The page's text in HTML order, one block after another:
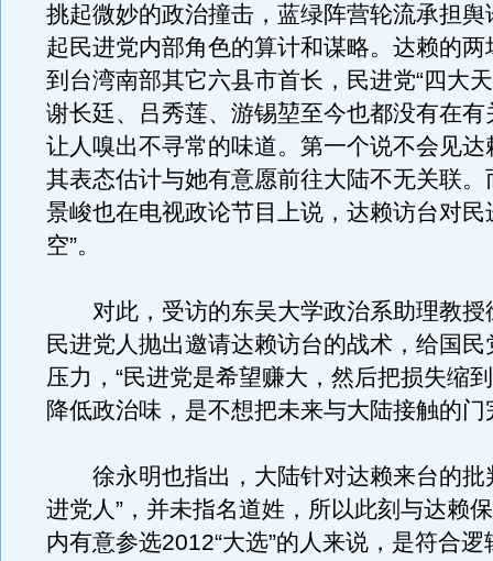
挑起微妙的政治撞击，蓝绿阵营轮流承担舆
起民进党内部角色的算计和谋略。达赖的两
到台湾南部其它六县市首长，民进党“四大
谢长廷、吕秀莲、游锡堃至今也都没有在有
让人嗅出不寻常的味道。第一个说不会见达
其表态估计与她有意愿前往大陆不无关联。
景峻也在电视政论节目上说，达赖访台对民
空”。
对此，受访的东吴大学政治系助理教授
民进党人抛出邀请达赖访台的战术，给国民
压力，“民进党是希望赚大，然后把损失缩
降低政治味，是不想把未来与大陆接触的门
徐永明也指出，大陆针对达赖来台的批
进党人”，并未指名道姓，所以此刻与达赖
内有意参选2012“大选”的人来说，是符合逻